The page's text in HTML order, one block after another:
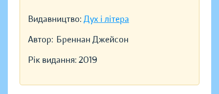
Видавництво: Дух і літера
Автор: Бреннан Джейсон
Рік видання: 2019